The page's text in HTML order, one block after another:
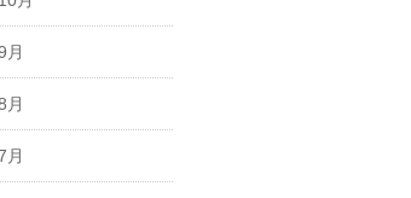
月
月
月